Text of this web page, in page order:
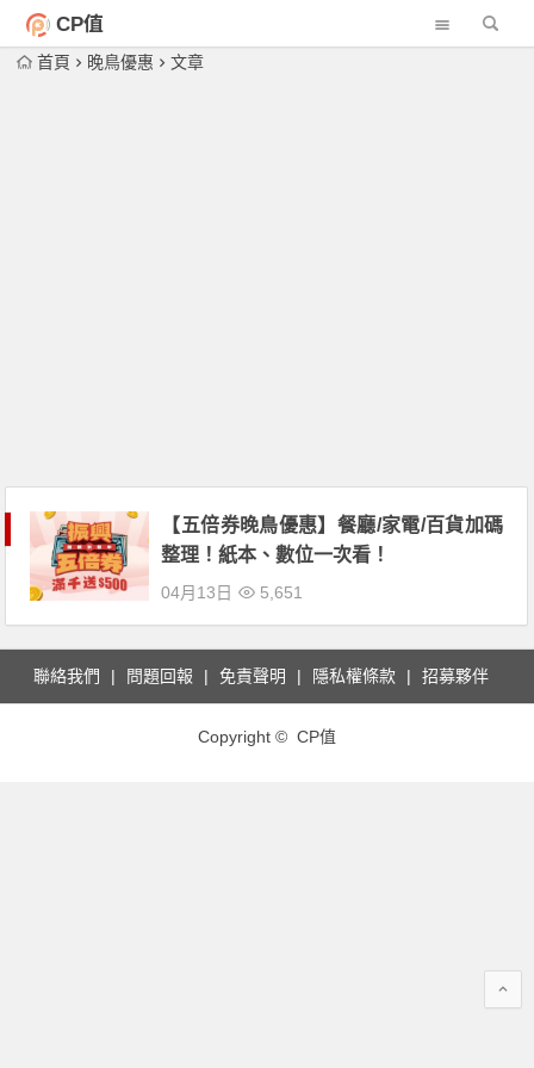
CP值
首頁 晚鳥優惠 文章
【五倍券晚鳥優惠】餐廳/家電/百貨加碼
整理！紙本、數位一次看！
04月13日 5,651
聯絡我們 問題回報 免責聲明 隱私權條款 招募夥伴
Copyright © CP值